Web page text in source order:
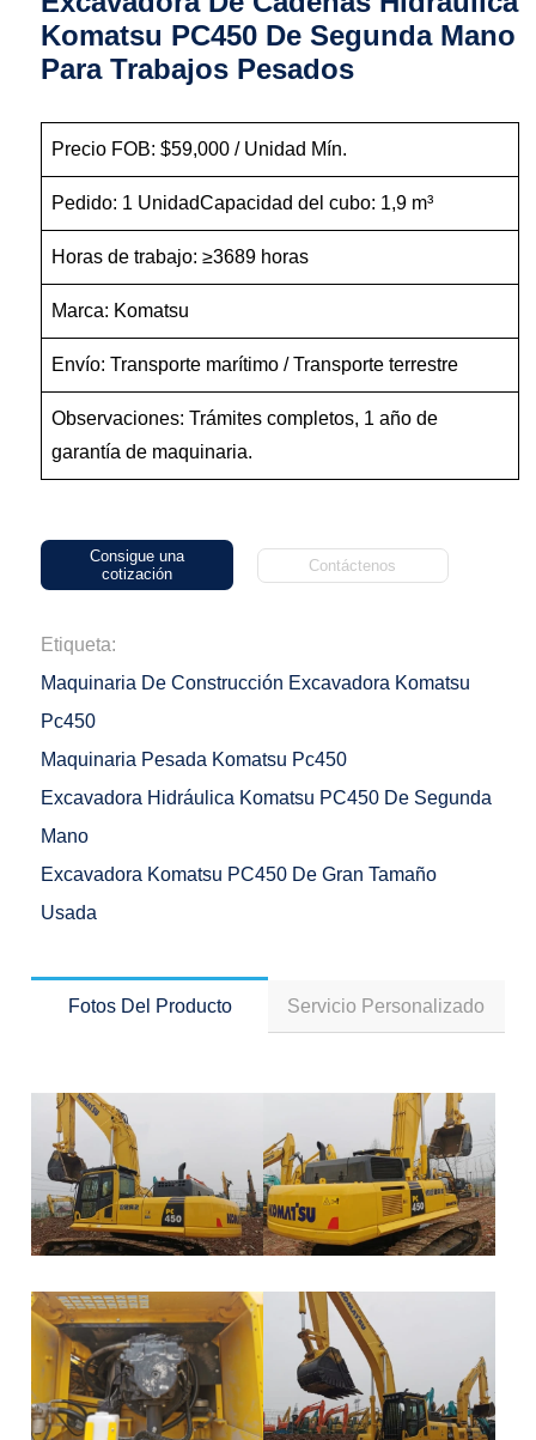
Komatsu PC450 De Segunda Mano
Para Trabajos Pesados
Precio FOB: $59,000 / Unidad Mín.
Pedido: 1 UnidadCapacidad del cubo: 1,9 m³
Horas de trabajo: ≥3689 horas
Marca: Komatsu
Envío: Transporte marítimo / Transporte terrestre
Observaciones: Trámites completos, 1 año de
garantía de maquinaria.
Consigue una
cotización
Contáctenos
Etiqueta:
Maquinaria De Construcción Excavadora Komatsu
Pc450
Maquinaria Pesada Komatsu Pc450
Excavadora Hidráulica Komatsu PC450 De Segunda
Mano
Excavadora Komatsu PC450 De Gran Tamaño
Usada
Fotos Del Producto Servicio Personalizado